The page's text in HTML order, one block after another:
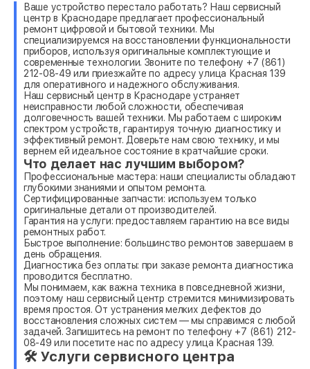
Ваше устройство перестало работать? Наш сервисный
центр в Краснодаре предлагает профессиональный
ремонт цифровой и бытовой техники. Мы
специализируемся на восстановлении функциональности
приборов, используя оригинальные комплектующие и
современные технологии. Звоните по телефону +7 (861)
212-08-49 или приезжайте по адресу улица Красная 139
для оперативного и надежного обслуживания.
Наш сервисный центр в Краснодаре устраняет
неисправности любой сложности, обеспечивая
долговечность вашей техники. Мы работаем с широким
спектром устройств, гарантируя точную диагностику и
эффективный ремонт. Доверьте нам свою технику, и мы
вернем ей идеальное состояние в кратчайшие сроки.
Что делает нас лучшим выбором?
Профессиональные мастера: наши специалисты обладают
глубокими знаниями и опытом ремонта.
Сертифицированные запчасти: используем только
оригинальные детали от производителей.
Гарантия на услуги: предоставляем гарантию на все виды
ремонтных работ.
Быстрое выполнение: большинство ремонтов завершаем в
день обращения.
Диагностика без оплаты: при заказе ремонта диагностика
проводится бесплатно.
Мы понимаем, как важна техника в повседневной жизни,
поэтому наш сервисный центр стремится минимизировать
время простоя. От устранения мелких дефектов до
восстановления сложных систем — мы справимся с любой
задачей. Запишитесь на ремонт по телефону +7 (861) 212-
08-49 или посетите нас по адресу улица Красная 139.
🛠 Услуги сервисного центра